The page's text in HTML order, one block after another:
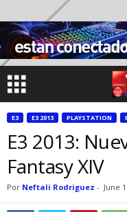
E3 E3 2013 PLAYSTATION
E3 2013:
Fantasy XIV
Por Neftali Rodriguez - June